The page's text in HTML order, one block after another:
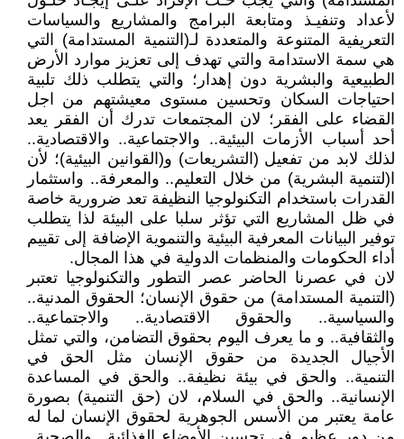
لأعداد وتنفيـذ ومتابعة البرامج والمشاريع والسياسات
التعريفية المتنوعة والمتعددة لـ(التنمية المستدامة) التي
هي سمة الاستدامة والتي تهدف إلى تعزيز موارد الأرض
الطبيعية والبشرية دون إهدار؛ والتي يتطلب ذلك تلبية
احتياجات السكان وتحسين مستوى معيشتهم من اجل
القضاء على الفقر؛ لان المجتمعات تدرك أن الفقر يعد
أحد أسباب الأزمات البيئية.. والاجتماعية.. والاقتصادية..
لذلك لابد من تفعيل (التشريعات) و(القوانين البيئية)؛ لأن
ا(لتنمية البشرية) من خلال التعليم.. والمعرفة.. واستثمار
القدرات باستخدام التكنولوجيا النظيفة تعد ضرورية خاصة
في ظل المشاريع التي تؤثر سلبا على البيئة لذا يتطلب
توفير البيانات المعرفية البيئية والتنموية الإضافة إلى تقييم
أداء الحكومات والمنظمات الدولية في هذا المجال.
لان في عصرنا الحاضر عصر التطور والتكنولوجيا تعتبر
(التنمية المستدامة) من حقوق الإنسان؛ الحقوق المدنية..
والسياسية.. والحقوق الاقتصادية.. والاجتماعية..
والثقافية.. و ما يعرف اليوم بحقوق التضامن، والتي تمثل
الأجيال الجديدة من حقوق الإنسان مثل الحق في
التنمية.. والحق في بيئة نظيفة.. والحق في المساعدة
الإنسانية.. والحق في السلام، لان (حق التنمية) بصورة
عامة يعتبر من الأسس الجوهرية لحقوق الإنسان لما له